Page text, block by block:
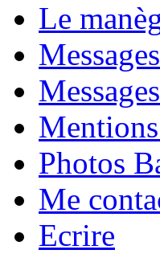
Le
Photos
Me
Ecrire